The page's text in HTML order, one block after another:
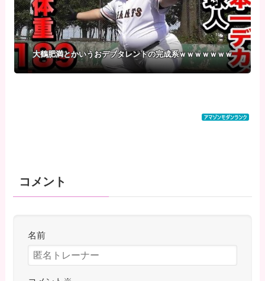
大鶴肥満とかいうおデブタレントの完成系ｗｗｗｗｗｗｗ
コメント
名前